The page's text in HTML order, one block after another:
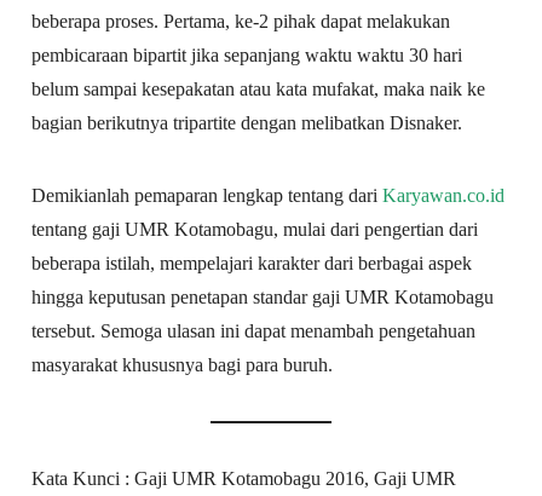
beberapa proses. Pertama, ke-2 pihak dapat melakukan
pembicaraan bipartit jika sepanjang waktu waktu 30 hari
belum sampai kesepakatan atau kata mufakat, maka naik ke
bagian berikutnya tripartite dengan melibatkan Disnaker.
Demikianlah pemaparan lengkap tentang dariKaryawan.co.id
tentang gaji UMR Kotamobagu, mulai dari pengertian dari
beberapa istilah, mempelajari karakter dari berbagai aspek
hingga keputusan penetapan standar gaji UMR Kotamobagu
tersebut. Semoga ulasan ini dapat menambah pengetahuan
masyarakat khususnya bagi para buruh.
Kata Kunci : Gaji UMR Kotamobagu 2016, Gaji UMR